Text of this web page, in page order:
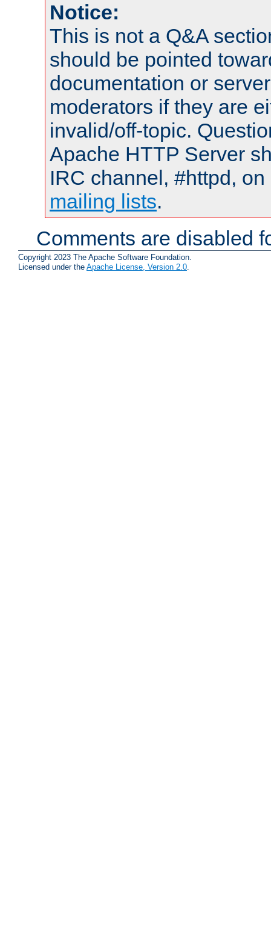
Notice:
This is not a Q&A
should be pointed
documentation or
moderators if they are
invalid/off-topic.
Apache HTTP Server
IRC channel, #httpd,
mailing lists.
Comments are disabled
Copyright 2023 The Apache Software Foundation.
Licensed under the Apache License, Version 2.0